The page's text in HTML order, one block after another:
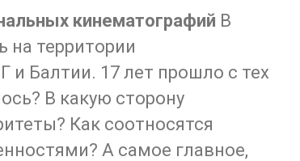
кинематографий В
на территории
и Балтии. 17 лет прошло с тех
В какую сторону
Как соотносятся
А самое главное,